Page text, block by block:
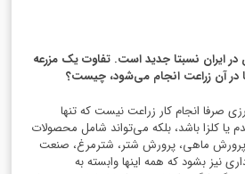
ایران نسبتا جدید است. تفاوت یک مزرعه
در آن زراعت انجام می‌شود، چیست؟
صرفا انجام کار زراعت نیست که تنها
کلزا باشد، بلکه می‌تواند شامل محصولات
پرورش ماهی، پرورش شتر، شترمرغ، صنعت
نیز بشود که همه اینها وابسته به